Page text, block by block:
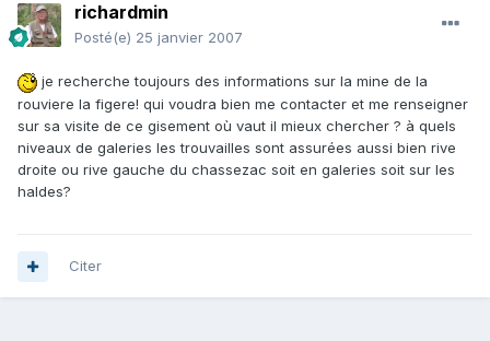
richardmin
Posté(e) 25 janvier 2007
je recherche toujours des informations sur la mine de la
rouviere la figere! qui voudra bien me contacter et me renseigner
sur sa visite de ce gisement où vaut il mieux chercher ? à quels
niveaux de galeries les trouvailles sont assurées aussi bien rive
droite ou rive gauche du chassezac soit en galeries soit sur les
haldes?
Citer